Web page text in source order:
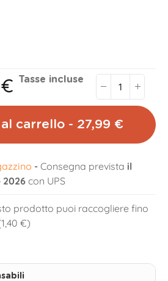
Tasse incluse
carrello - 27,99 €
- Consegna prevista il
2026 con UPS
prodotto puoi raccogliere fino
€)